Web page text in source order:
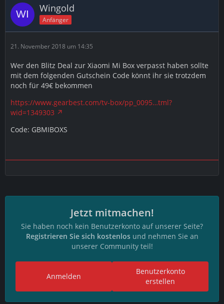
Wingold
Anfänger
21. November 2018 um 14:35
Wer den Blitz Deal zur Xiaomi Mi Box verpasst haben sollte
mit dem folgenden Gutschein Code könnt ihr sie trotzdem
noch für 49€ bekommen
https://www.gearbest.com/tv-box/pp_0095…tml?
wid=1349303
Code: GBMIBOXS
Jetzt mitmachen!
Sie haben noch kein Benutzerkonto auf unserer Seite?
Registrieren Sie sich kostenlosund nehmen Sie an
unserer Community teil!
Benutzerkonto
erstellen
Anmelden